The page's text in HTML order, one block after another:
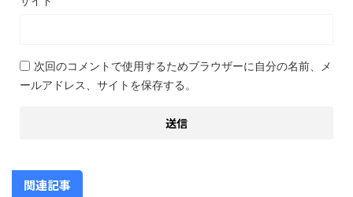
次回のコメントで使用するためブラウザーに自分の名前、メ
ールアドレス、サイトを保存する。
関連記事